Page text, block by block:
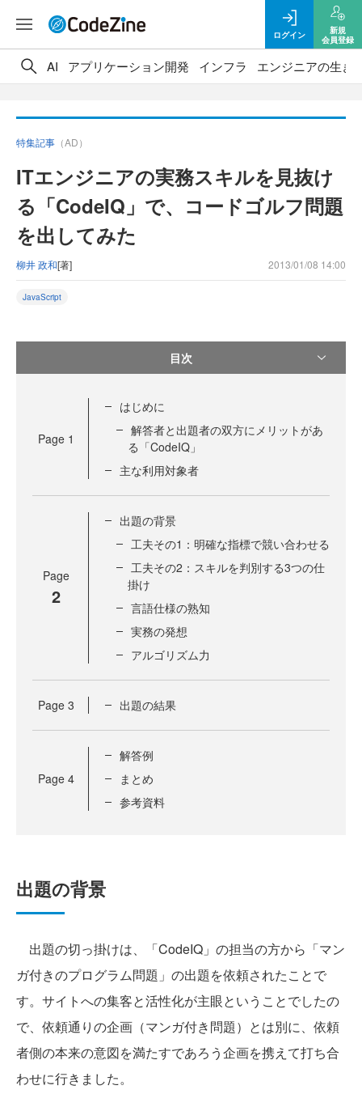
ログイン
新規
会員登録
AI アプリケーション開発 インフラ エンジニアの生き
特集記事 （AD）
ITエンジニアの実務スキルを見抜け
る「CodeIQ」で、コードゴルフ問題
を出してみた
柳井 政和[著] 2013/01/08 14:00
JavaScript
目次
Page 1
はじめに
解答者と出題者の双方にメリットがあ
る「CodeIQ」
主な利用対象者
Page
2
出題の背景
工夫その1：明確な指標で競い合わせる
工夫その2：スキルを判別する3つの仕
掛け
言語仕様の熟知
実務の発想
アルゴリズム力
Page 3 出題の結果
Page 4
解答例
まとめ
参考資料
出題の背景
出題の切っ掛けは、「CodeIQ」の担当の方から「マン
ガ付きのプログラム問題」の出題を依頼されたことで
す。サイトへの集客と活性化が主眼ということでしたの
で、依頼通りの企画（マンガ付き問題）とは別に、依頼
者側の本来の意図を満たすであろう企画を携えて打ち合
わせに行きました。